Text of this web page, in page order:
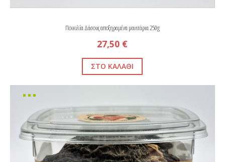
Ποικιλία Δάσους αποξηραμένα μανιτάρια 250g
27,50 €